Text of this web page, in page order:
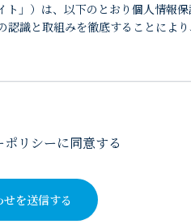
ト」）は、以下のとおり個人情報
識と取組みを徹底することにより
応援活動、その他当ホームページ上
ポリシーに同意する